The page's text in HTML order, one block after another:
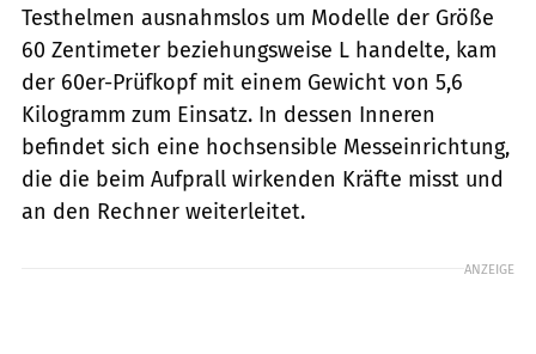
Testhelmen ausnahmslos um Modelle der Größe
60 Zentimeter beziehungsweise L handelte, kam
der 60er-Prüfkopf mit einem Gewicht von 5,6
Kilogramm zum Einsatz. In dessen Inneren
befindet sich eine hochsensible Messeinrichtung,
die die beim Aufprall wirkenden Kräfte misst und
an den Rechner weiterleitet.
ANZEIGE